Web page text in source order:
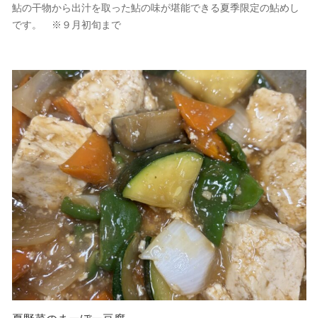
鮎の干物から出汁を取った鮎の味が堪能できる夏季限定の鮎めし
です。 ※９月初旬まで